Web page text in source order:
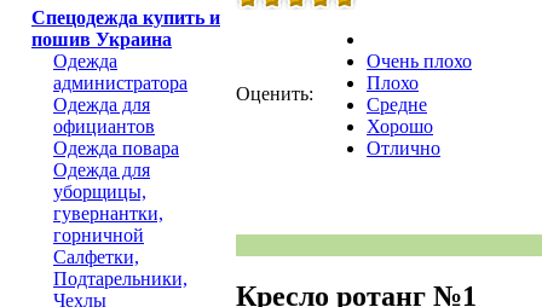
Спецодежда купить и
пошив Украина
Одежда
администратора
Одежда для
официантов
Одежда повара
Одежда для
уборщицы,
гувернантки,
горничной
Салфетки,
Подтарельники,
Чехлы
Оценить:
Очень плохо
Плохо
Средне
Хорошо
Отлично
Кресло ротанг №1